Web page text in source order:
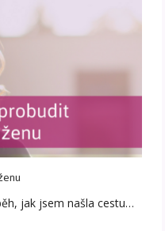
jak jsem našla cestu…